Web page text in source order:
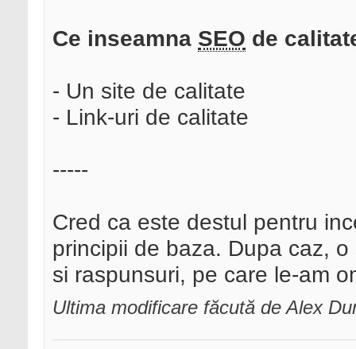
Ce inseamna SEO de
- Un site de calitate
- Link-uri de calitate
-----
Cred ca este destul pentru
principii de baza. Dupa caz,
si raspunsuri, pe care le-am
Ultima modificare făcută de Alex